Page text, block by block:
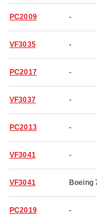
PC2009 -
VF3035 -
PC2017 -
VF3037 -
PC2013 -
VF3041 -
VF3041 Boeing
PC2019 -